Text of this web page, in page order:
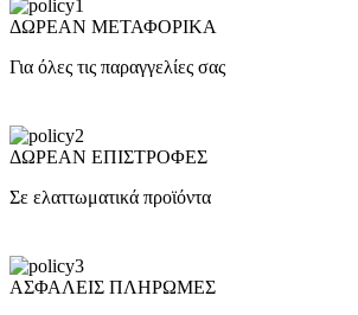
ΔΩΡΕΑΝ ΜΕΤΑΦΟΡΙΚΑ
Για όλες τις παραγγελίες σας
ΔΩΡΕΑΝ ΕΠΙΣΤΡΟΦΕΣ
Σε ελαττωματικά προϊόντα
ΑΣΦΑΛΕΙΣ ΠΛΗΡΩΜΕΣ